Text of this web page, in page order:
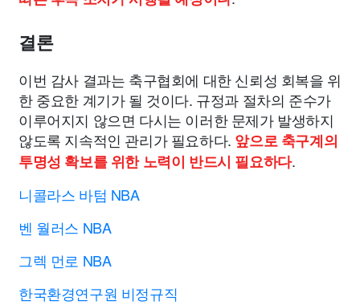
결론
이번 감사 결과는 축구협회에 대한 신뢰성 회복을 위
한 중요한 계기가 될 것이다. 규정과 절차의 준수가
이루어지지 않으면 다시는 이러한 문제가 발생하지
않도록 지속적인 관리가 필요하다. 앞으로 축구계의
투명성 확보를 위한 노력이 반드시 필요하다.
니콜라스 바텀 NBA
벤 월러스 NBA
그렉 먼로 NBA
한국환경연구원 비정규직